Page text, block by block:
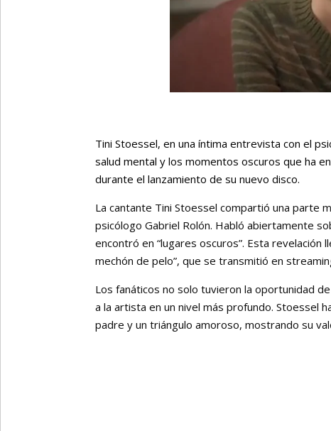
Tini Stoessel, en una íntima entrevista con el
salud mental y los momentos oscuros que ha
durante el lanzamiento de su nuevo disco.
La cantante Tini Stoessel compartió una parte
psicólogo Gabriel Rolón. Habló abiertamente
encontró en “lugares oscuros”. Esta revelación
mechón de pelo”, que se transmitió en
Los fanáticos no solo tuvieron la oportunidad
a la artista en un nivel más profundo. Stoessel
padre y un triángulo amoroso, mostrando su